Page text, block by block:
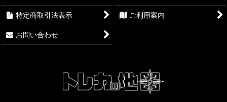
【ワンピースカード】エクストラブースター EGGHEAD
CRISIS【EB-04】
【ワンピースカード】ブースターパック 蒼海の七傑【OP-14】
【ワンピースカード】ブースターパック 受け継がれる意志
特定商取引法表示 ご利用案内
お問い合わせ